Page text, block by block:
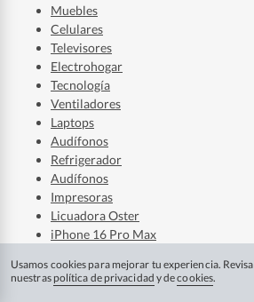
Muebles
Celulares
Televisores
Electrohogar
Tecnología
Ventiladores
Laptops
Audífonos
Refrigerador
Audífonos
Impresoras
Licuadora Oster
iPhone 16 Pro Max
Marcas favoritas
Usamos cookies para mejorar tu experiencia. Revisa
nuestras política de privacidad y decookies.